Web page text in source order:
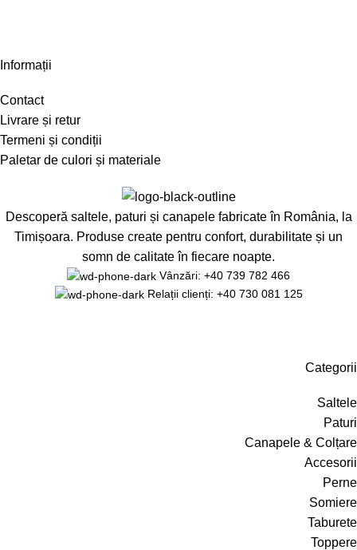
Informații
Contact
Livrare și retur
Termeni și condiții
Paletar de culori și materiale
Descoperă saltele, paturi și canapele fabricate în România, la
Timișoara. Produse create pentru confort, durabilitate și un
somn de calitate în fiecare noapte.
Vânzări: +40 739 782 466
Relații clienți: +40 730 081 125
Categorii
Saltele
Paturi
Canapele & Colțare
Accesorii
Perne
Somiere
Taburete
Toppere